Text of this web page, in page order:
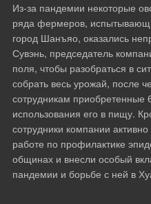
Из-за пандемии некоторые
ряда фермеров,
город Шанъяо, оказались
Сувэнь, председатель
поля, чтобы разобраться в
собрать весь урожай, после
сотрудникам приобретенные
использования его в пищу.
сотрудники компании
работе по профилактике
общинах и внесли особый
пандемии и борьбе с ней в